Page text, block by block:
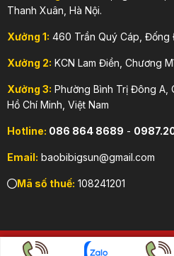
Thanh Xuân, Hà Nội.
Xưởng 1: 460 Trần Quý Cáp, Đống
Xưởng 2: KCN Lam Điền, Chương
Xưởng 3: Phường Bình Trị Đông A,
Hồ Chí Minh, Việt Nam
Hotline: 086 864 8689 -
Email: baobibigsun@gmail.com
Mã số thuế: 108241201
Copyright 2026 © CÔNG TY